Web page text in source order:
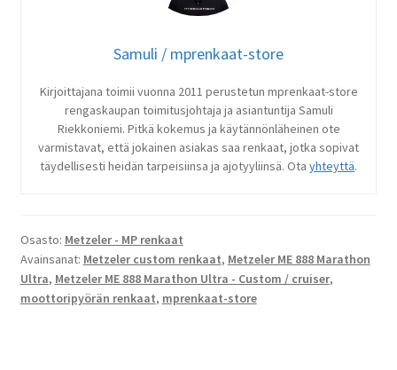
Samuli / mprenkaat-store
Kirjoittajana toimii vuonna 2011 perustetun mprenkaat-store
rengaskaupan toimitusjohtaja ja asiantuntija Samuli
Riekkoniemi. Pitkä kokemus ja käytännönläheinen ote
varmistavat, että jokainen asiakas saa renkaat, jotka sopivat
täydellisesti heidän tarpeisiinsa ja ajotyyliinsä. Ota yhteyttä.
Osasto: Metzeler - MP renkaat
Avainsanat: Metzeler custom renkaat, Metzeler ME 888 Marathon
Ultra, Metzeler ME 888 Marathon Ultra - Custom / cruiser,
moottoripyörän renkaat, mprenkaat-store